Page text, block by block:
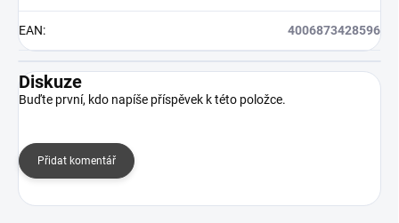
EAN: 4006873428596
Diskuze
Buďte první, kdo napíše příspěvek k této položce.
Přidat komentář